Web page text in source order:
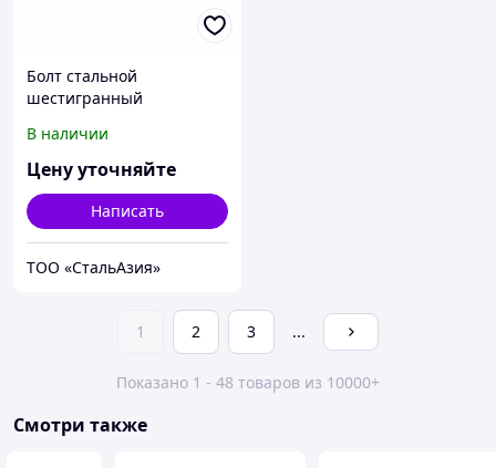
Болт стальной
шестигранный
прочности 5.6
10Х11Н23Т3МР
М8х1,25х25 ГОСТ 7798-70
В наличии
Цену уточняйте
Написать
ТОО «СтальАзия»
1 2 3 ...
Показано 1 - 48 товаров из 10000+
Смотри также